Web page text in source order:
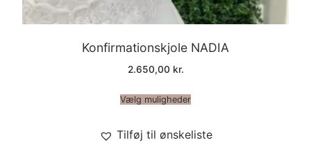
Konfirmationskjole NADIA
2.650,00 kr.
Vælg muligheder
Tilføj til ønskeliste